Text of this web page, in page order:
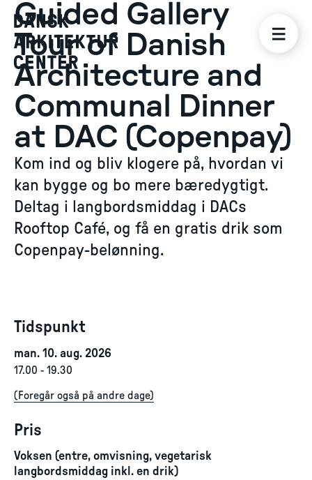
Guided Gallery
Tour of Danish
Architecture and
Communal Dinner
at DAC (Copenpay)
Kom ind og bliv klogere på, hvordan vi
kan bygge og bo mere bæredygtigt.
Deltag i langbordsmiddag i DACs
Rooftop Café, og få en gratis drik som
Copenpay-belønning.
Tidspunkt
man. 10. aug. 2026
17.00 - 19.30
( Foregår også på andre dage)
Pris
Voksen (entre, omvisning, vegetarisk
langbordsmiddag inkl. en drik)